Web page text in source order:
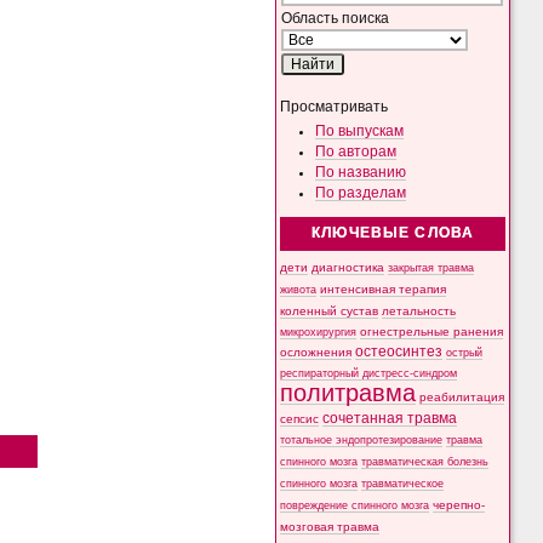
Область поиска
Просматривать
По выпускам
По авторам
По названию
По разделам
КЛЮЧЕВЫЕ СЛОВА
дети диагностика закрытая травма
живота интенсивная терапия
коленный сустав летальность
микрохирургия огнестрельные ранения
осложнения остеосинтез острый
респираторный дистресс-синдром
политравма реабилитация
сепсис сочетанная травма
тотальное эндопротезирование травма
спинного мозга травматическая болезнь
спинного мозга травматическое
повреждение спинного мозга черепно-
мозговая травма